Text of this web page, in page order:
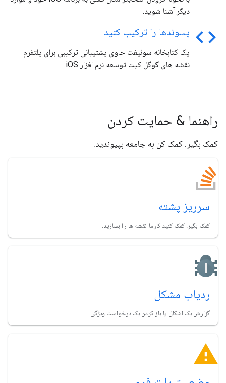
دیگر آشنا شوید.
code پسوندها را ترکیب کنید
یک کتابخانه سوئیفت حاوی پشتیبانی ترکیبی برای پلتفرم
نقشه های گوگل کیت توسعه نرم افزار iOS.
راهنما & حمایت کردن
کمک بگیر. کمک کن به جامعه بپیوندید.
سرریز پشته
کمک بگیر. کمک کنید کارما نقشه ها را بسازید.
ردیاب مشکل
گزارش یک اشکال یا باز کردن یک درخواست ویژگی.